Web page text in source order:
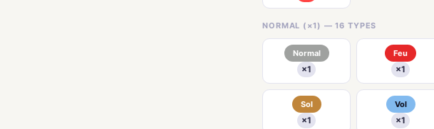
NORMAL (×1) — 16 TYPES
Normal
×1
Feu
×1
Sol
×1
Vol
×1